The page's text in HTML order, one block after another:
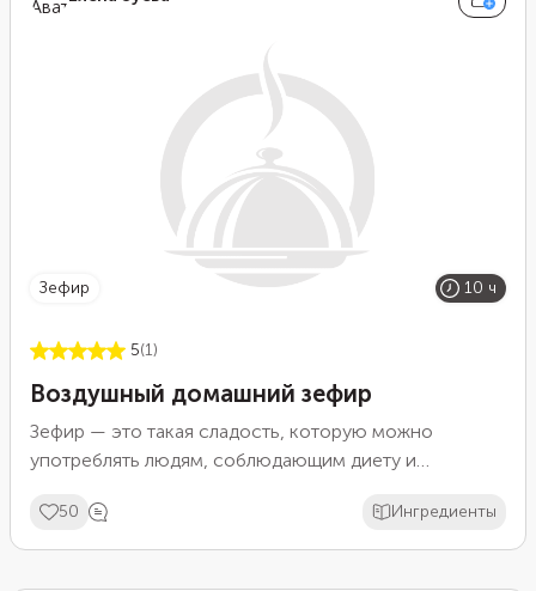
свежая мята сделает зефир терпким и освежающим
зефир 10 ч
5(1)
Воздушный домашний зефир
Зефир — это такая сладость, которую можно
употреблять людям, соблюдающим диету и
умеренное употребление зефира насытит организм
полезными веществами. В состав лакомства входят
50 Ингредиенты